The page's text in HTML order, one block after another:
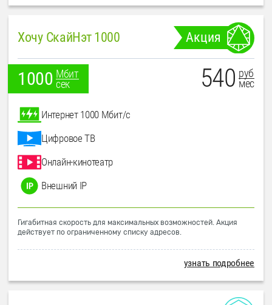
Хочу СкайНэт 1000 Акция
1000 Мбит
сек
540 руб
мес
Интернет 1000 Мбит/с
Цифровое ТВ
Онлайн-кинотеатр
Внешний IP
Гигабитная скорость для максимальных возможностей. Акция
действует по ограниченному списку адресов.
узнать подробнее